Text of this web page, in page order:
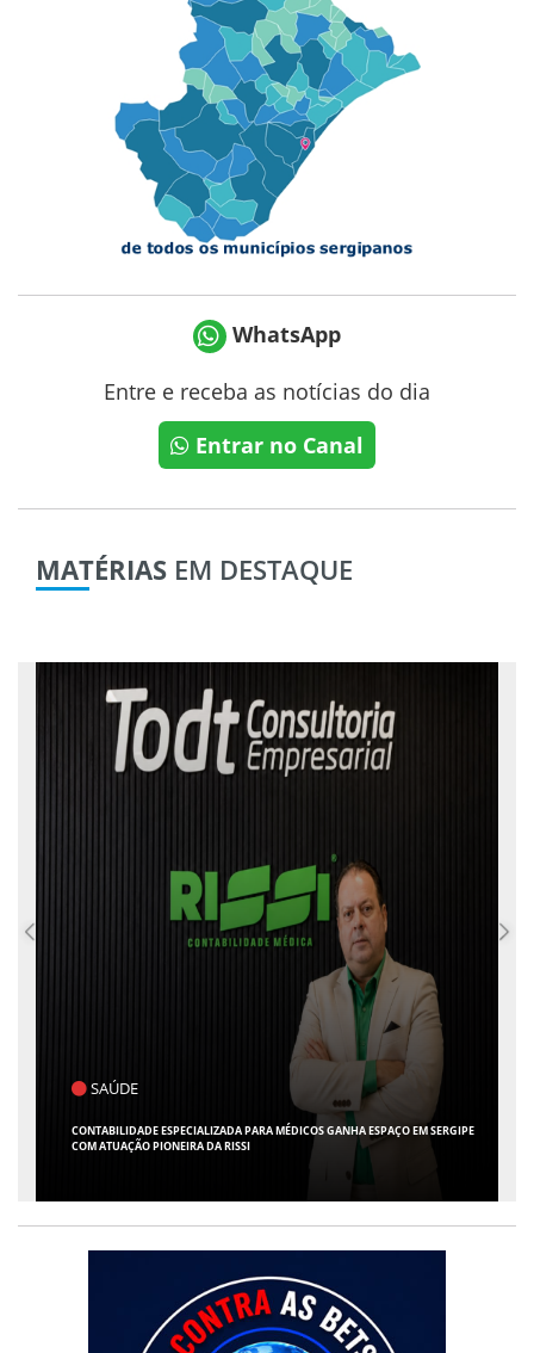
WhatsApp
Entre e receba as notícias do dia
Entrar no Canal
MATÉRIAS EM DESTAQUE
POLÍTICA
FLÁVIO CONFIRMA O DEPUTADO ALFREDO GASPAR COMO VICE EM SUA
CHAPA